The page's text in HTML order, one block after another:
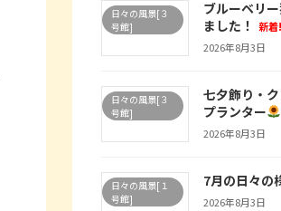
日々の風景[３
号館]
ブルーベリ
ました！
新
2026年8月3日
日々の風景[３
号館]
七夕飾り・
プランター
2026年8月3日
日々の風景[１
号館]
7月の日々の
2026年8月3日